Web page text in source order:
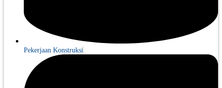
Pekerjaan Konstruksi